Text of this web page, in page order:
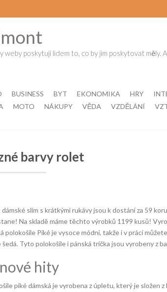
weby poskytují lidem to, co by jim poskytovat
BUSINESS BYT EKONOMIKA HRY
MOTO NÁKUPY VĚDA VZDĚLÁNÍ
barvy rolet
dámské slim s krátkými rukávy jsou k dostání za 59
Na skladě máme těchto výrobků 1199 kusů!
polokošile Piké je vysoce módní, takže i v práci
šedá. Tyto polokošile i pánská trička jsou vyrobeny z
hity
piké dámská je vyrobena z úpletu, který je složen